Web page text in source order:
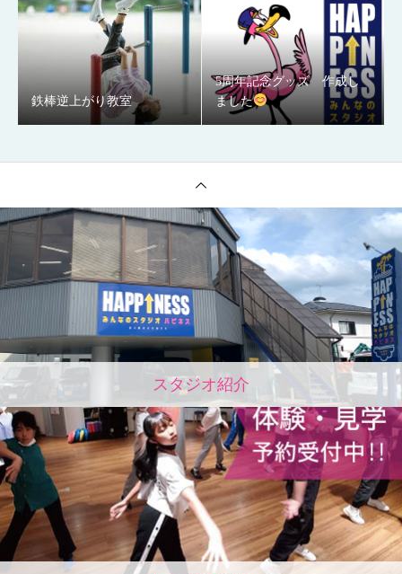
鉄棒逆上がり教室
5周年記念グッズ 作成し
ました
スタジオ紹介